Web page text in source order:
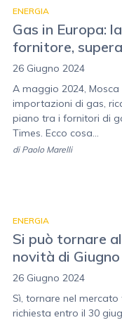
ENERGIA
Gas in Europa:
fornitore,
26 Giugno 2024
A maggio 2024,
importazioni di gas,
piano tra i fornitori di
Times. Ecco cosa...
di Paolo Marelli
ENERGIA
Si può tornare
novità di
26 Giugno 2024
Sì, tornare nel
richiesta entro il 30